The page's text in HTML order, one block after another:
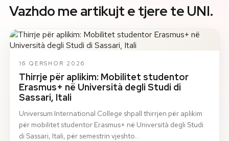
Vazhdo me artikujt e tjere te UNI.
16 QERSHOR 2026
Thirrje për aplikim: Mobilitet studentor
Erasmus+ në Università degli Studi di
Sassari, Itali
Universum International College shpall thirrjen për aplikim
për mobilitet studentor Erasmus+ në Università degli Studi
di Sassari, Itali, për semestrin vjeshto…